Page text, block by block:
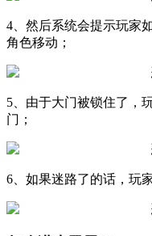
4、然后系统会提示玩家
角色移动；
5、由于大门被锁住了，
门；
6、如果迷路了的话，玩